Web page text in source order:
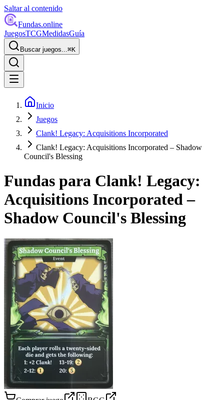
Saltar al contenido
Fundas.online
JuegosTCGMedidasGuía
Buscar juegos...⌘K
Inicio
Juegos
Clank! Legacy: Acquisitions Incorporated
Clank! Legacy: Acquisitions Incorporated – Shadow
Council's Blessing
Fundas para Clank! Legacy:
Acquisitions Incorporated –
Shadow Council's Blessing